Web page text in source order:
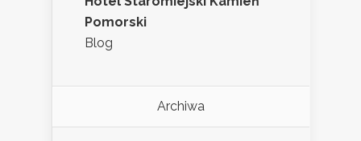
Pomorski
Blog
Archiwa